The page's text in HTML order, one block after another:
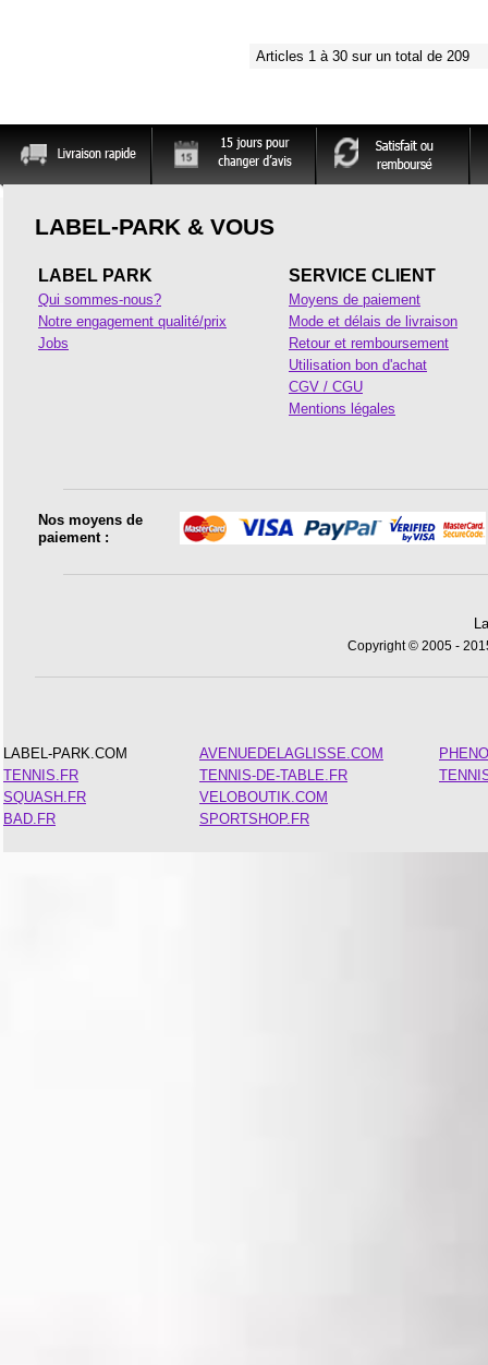
Articles 1 à 30 sur un total de 209
LABEL-PARK & VOUS
LABEL PARK
Qui sommes-nous?
Notre engagement qualité/prix
Jobs
SERVICE CLIENT
Moyens de paiement
Mode et délais de livraison
Retour et remboursement
Utilisation bon d'achat
CGV / CGU
Mentions légales
Nos moyens de
paiement :
Copyright © 2005 -
LABEL-PARK.COM
TENNIS.FR
SQUASH.FR
BAD.FR
AVENUEDELAGLISSE.COM
TENNIS-DE-TABLE.FR
VELOBOUTIK.COM
SPORTSHOP.FR